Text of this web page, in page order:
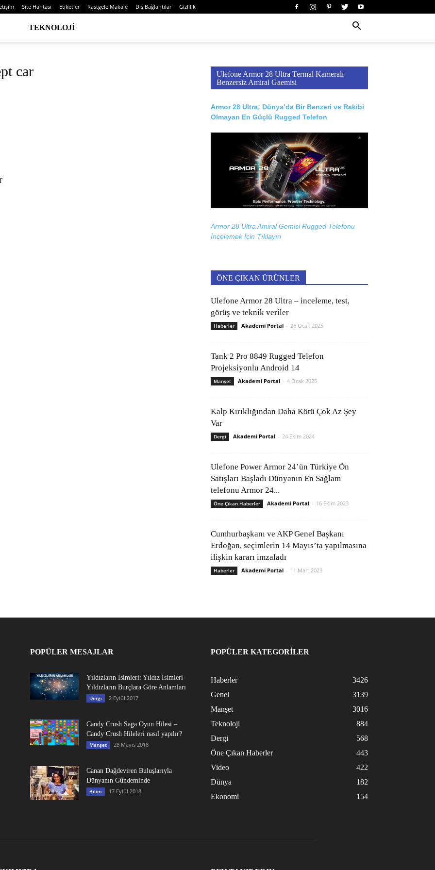
Site Haritası Etiketler Rastgele Makale Dış Bağlantılar Gizlilik
TEKNOLOJI
car
Ulefone Armor 28 Ultra Termal Kameralı
Benzersiz Amiral Gaemisi
Armor 28 Ultra; Dünya’da Bir Benzeri ve Rakibi
Olmayan En Güçlü Rugged Telefon
Armor 28 Ultra Amiral Gemisi Rugged Telefonu
İncelemek İçin Tıklayın
ÖNE ÇIKAN ÜRÜNLER
Ulefone Armor 28 Ultra – inceleme, test,
görüş ve teknik veriler
Haberler Akademi Portal - 26 Ocak 2025
Tank 2 Pro 8849 Rugged Telefon
Projeksiyonlu Android 14
Manşet Akademi Portal - 4 Ocak 2025
Kalp Kırıklığından Daha Kötü Çok Az Şey
Var
Dergi Akademi Portal - 24 Ekim 2024
Ulefone Power Armor 24’ün Türkiye Ön
Satışları Başladı Dünyanın En Sağlam
telefonu Armor 24...
Öne Çıkan Haberler Akademi Portal - 16 Ekim 2023
Cumhurbaşkanı ve AKP Genel Başkanı
Erdoğan, seçimlerin 14 Mayıs’ta yapılmasına
ilişkin kararı imzaladı
Haberler Akademi Portal - 11 Mart 2023
POPÜLER MESAJLAR
Yıldızların İsimleri: Yıldız İsimleri-
Yıldızların Burçlara Göre Anlamları
Dergi 2 Eylül 2017
Candy Crush Saga Oyun Hilesi –
Candy Crush Hileleri nasıl yapılır?
Manşet 28 Mayıs 2018
Canan Dağdeviren Buluşlarıyla
Dünyanın Gündeminde
Bilim 17 Eylül 2018
POPÜLER KATEGORİLER
Haberler
3426
Genel
3139
Manşet
3016
Teknoloji
884
Dergi
568
Öne Çıkan Haberler
443
Video
422
Dünya
182
Ekonomi
154